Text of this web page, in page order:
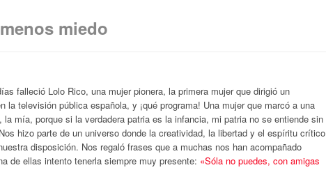
miedo
falleció Lolo Rico, una mujer pionera, la primera mujer que dirigió un
la televisión pública española, y ¡qué programa! Una mujer que marcó a una
la mía, porque si la verdadera patria es la infancia, mi patria no se entiende sin
hizo parte de un universo donde la creatividad, la libertad y el espíritu crítico
disposición. Nos regaló frases que a muchas nos han acompañado
de ellas intento tenerla siempre muy presente: «Sóla no puedes, con amigas